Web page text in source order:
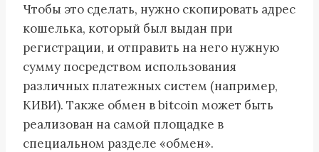
Чтобы это сделать, нужно скопировать адрес
кошелька, который был выдан при
регистрации, и отправить на него нужную
сумму посредством использования
различных платежных систем (например,
КИВИ). Также обмен в bitcoin может быть
реализован на самой площадке в
специальном разделе «обмен».